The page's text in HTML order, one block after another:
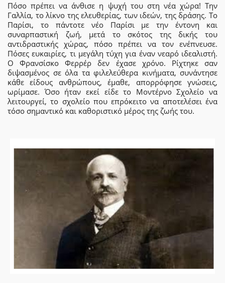
Πόσο πρέπει να άνθισε η ψυχή του στη νέα χώρα! Την
Γαλλία, το λίκνο της ελευθερίας, των ιδεών, της δράσης. Το
Παρίσι, το πάντοτε νέο Παρίσι με την έντονη και
συναρπαστική ζωή, μετά το σκότος της δικής του
αντιδραστικής χώρας, πόσο πρέπει να τον ενέπνευσε.
Πόσες ευκαιρίες, τι μεγάλη τύχη για έναν νεαρό ιδεαλιστή.
Ο Φρανσίσκο Φερρέρ δεν έχασε χρόνο. Ρίχτηκε σαν
διψασμένος σε όλα τα φιλελεύθερα κινήματα, συνάντησε
κάθε είδους ανθρώπους, έμαθε, απορρόφησε γνώσεις,
ωρίμασε. Όσο ήταν εκεί είδε το Μοντέρνο Σχολείο να
λειτουργεί, το σχολείο που επρόκειτο να αποτελέσει ένα
τόσο σημαντικό και καθοριστικό μέρος της ζωής του.